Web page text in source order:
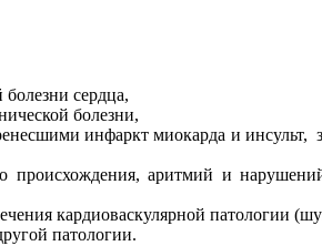
сердца,
болезни,
инфаркт миокарда и
происхождения, аритмий и
кардиоваскулярной патологии
патологии.